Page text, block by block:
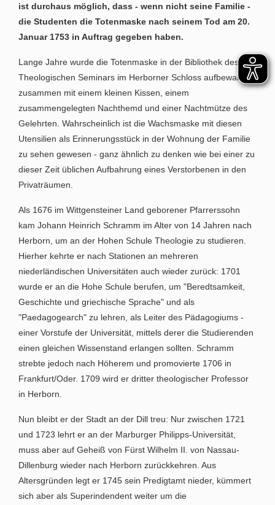
ist durchaus möglich, dass - wenn nicht seine Familie -
die Studenten die Totenmaske nach seinem Tod am 20.
Januar 1753 in Auftrag gegeben haben.
Lange Jahre wurde die Totenmaske in der Bibliothek des
Theologischen Seminars im Herborner Schloss aufbewahrt;
zusammen mit einem kleinen Kissen, einem
zusammengelegten Nachthemd und einer Nachtmütze des
Gelehrten. Wahrscheinlich ist die Wachsmaske mit diesen
Utensilien als Erinnerungsstück in der Wohnung der Familie
zu sehen gewesen - ganz ähnlich zu denken wie bei einer zu
dieser Zeit üblichen Aufbahrung eines Verstorbenen in den
Privaträumen.
Als 1676 im Wittgensteiner Land geborener Pfarrerssohn
kam Johann Heinrich Schramm im Alter von 14 Jahren nach
Herborn, um an der Hohen Schule Theologie zu studieren.
Hierher kehrte er nach Stationen an mehreren
niederländischen Universitäten auch wieder zurück: 1701
wurde er an die Hohe Schule berufen, um "Beredtsamkeit,
Geschichte und griechische Sprache" und als
"Paedagogearch" zu lehren, als Leiter des Pädagogiums -
einer Vorstufe der Universität, mittels derer die Studierenden
einen gleichen Wissenstand erlangen sollten. Schramm
strebte jedoch nach Höherem und promovierte 1706 in
Frankfurt/Oder. 1709 wird er dritter theologischer Professor
in Herborn.
Nun bleibt er der Stadt an der Dill treu: Nur zwischen 1721
und 1723 lehrt er an der Marburger Philipps-Universität,
muss aber auf Geheiß von Fürst Wilhelm II. von Nassau-
Dillenburg wieder nach Herborn zurückkehren. Aus
Altersgründen legt er 1745 sein Predigtamt nieder, kümmert
sich aber als Superindendent weiter um die